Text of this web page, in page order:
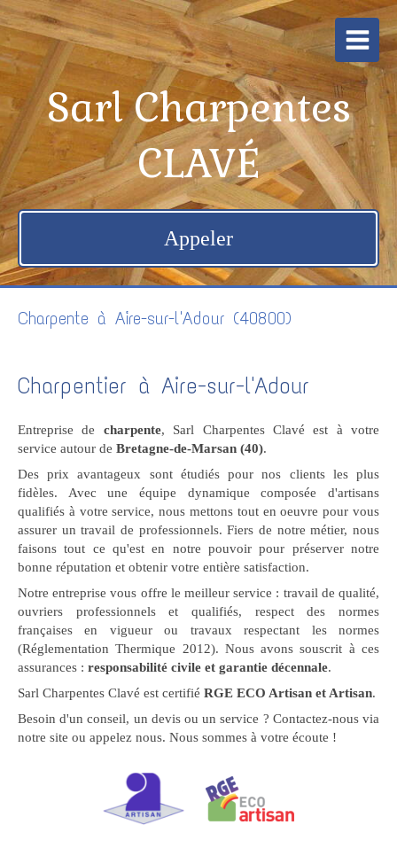
Sarl Charpentes
CLAVÉ
Appeler
Charpente à Aire-sur-l'Adour (40800)
Charpentier à Aire-sur-l'Adour
Entreprise de charpente, Sarl Charpentes Clavé est à votre
service autour de Bretagne-de-Marsan (40).
Des prix avantageux sont étudiés pour nos clients les plus
fidèles. Avec une équipe dynamique composée d'artisans
qualifiés à votre service, nous mettons tout en oeuvre pour vous
assurer un travail de professionnels. Fiers de notre métier, nous
faisons tout ce qu'est en notre pouvoir pour préserver notre
bonne réputation et obtenir votre entière satisfaction.
Notre entreprise vous offre le meilleur service : travail de qualité,
ouvriers professionnels et qualifiés, respect des normes
françaises en vigueur ou travaux respectant les normes
(Réglementation Thermique 2012). Nous avons souscrit à ces
assurances : responsabilité civile et garantie décennale.
Sarl Charpentes Clavé est certifié RGE ECO Artisan et Artisan.
Besoin d'un conseil, un devis ou un service ? Contactez-nous via
notre site ou appelez nous. Nous sommes à votre écoute !